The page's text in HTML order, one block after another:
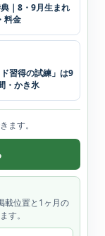
｜8・9月生まれ
料金
習得の試練」は9
・かき氷
ます。
載位置と1ヶ月の
す。